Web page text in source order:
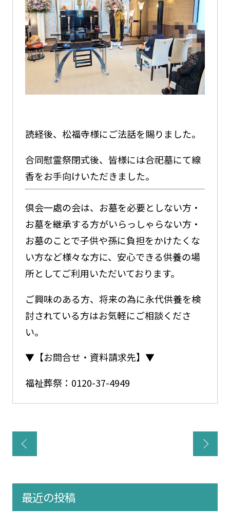
読経後、松福寺様にご法話を賜りました。
合同慰霊祭閉式後、皆様には合祀墓にて線
香をお手向けいただきました。
倶会一處の会は、お墓を必要としない方・
お墓を継承する方がいらっしゃらない方・
お墓のことで子供や孫に負担をかけたくな
い方など様々な方に、安心できる供養の場
所としてご利用いただいております。
ご興味のある方、将来の為に永代供養を検
討されている方はお気軽にご相談くださ
い。
▼【お問合せ・資料請求先】▼
福祉葬祭：0120-37-4949
最近の投稿